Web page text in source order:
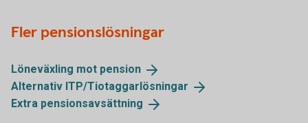
Fler pensionslösningar
Löneväxling mot pension
Alternativ ITP/Tiotaggarlösningar
Extra pensionsavsättning